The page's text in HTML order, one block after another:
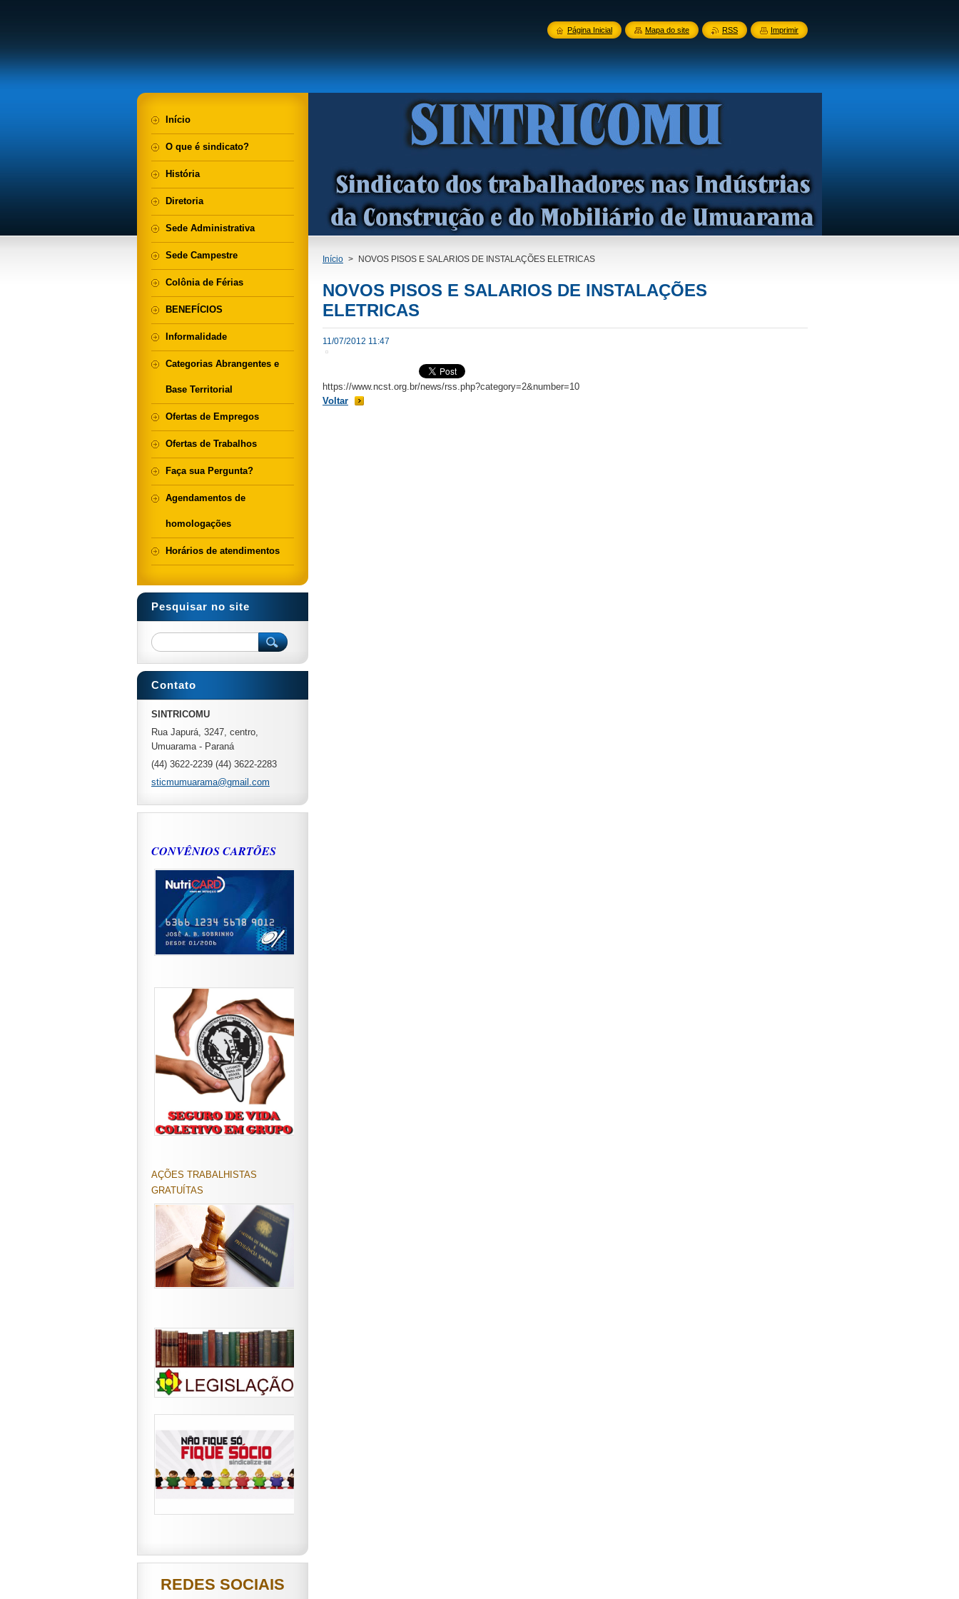
Início > NOVOS PISOS E SALARIOS DE INSTALAÇÕES ELETRICAS
NOVOS PISOS E SALARIOS DE INSTALAÇÕES
ELETRICAS
11/07/2012 11:47
https://www.ncst.org.br/news/rss.php?category=2&number=10
Voltar
Início
O que é sindicato?
História
Diretoria
Sede Administrativa
Sede Campestre
Colônia de Férias
BENEFÍCIOS
Informalidade
Categorias Abrangentes e
Base Territorial
Ofertas de Empregos
Ofertas de Trabalhos
Faça sua Pergunta?
Agendamentos de
homologações
Horários de atendimentos
Pesquisar no site
Contato
SINTRICOMU
Rua Japurá, 3247, centro,
Umuarama - Paraná
(44) 3622-2239 (44) 3622-2283
sticmumuarama@gmail.com
CONVÊNIOS CARTÕES
AÇÕES TRABALHISTAS
GRATUÍTAS
REDES SOCIAIS
Página Inicial Mapa do site RSS Imprimir